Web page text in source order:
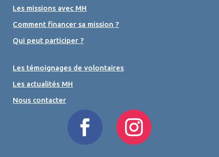
Les missions avec MH
Comment financer sa mission ?
Qui peut participer ?
Les témoignages de volontaires
Les actualités MH
Nous contacter